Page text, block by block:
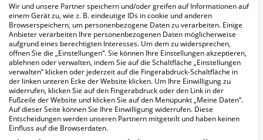
Fachabteilungen
Fachabteilung suchen:
Wir und unsere Partner speichern und/oder greifen auf Informationen auf
einem Gerät zu, wie z. B. eindeutige IDs in cookie und anderen
Browserspeichern, um personenbezogene Daten zu verarbeiten. Einige
Anbieter verarbeiten Ihre personenbezogenen Daten möglicherweise
aufgrund eines berechtigten Interesses. Um dem zu widersprechen,
öffnen Sie die „Einstellungen“. Sie können Ihre Einstellungen akzeptieren,
ablehnen oder verwalten, indem Sie auf die Schaltfläche „Einstellungen
verwalten“ klicken oder jederzeit auf die Fingerabdruck-Schaltfläche in
der linken unteren Ecke der Website klicken. Um Ihre Einwilligung zu
widerrufen, klicken Sie auf den Fingerabdruck oder den Link in der
Fußzeile der Website und klicken Sie auf den Menüpunkt „Meine Daten“.
Auf dieser Seite können Sie Ihre Einwilligung widerrufen. Diese
Entscheidungen werden unseren Partnern mitgeteilt und haben keinen
Einfluss auf die Browserdaten.